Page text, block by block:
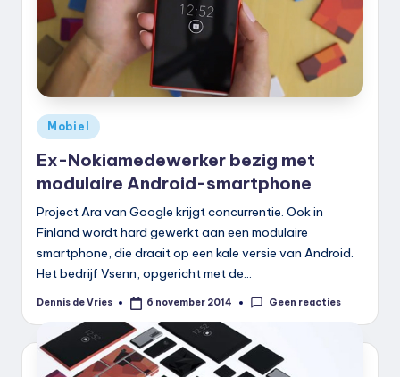
Geplaatst
in
Mobiel
Ex-Nokiamedewerker bezig met
modulaire Android-smartphone
Project Ara van Google krijgt concurrentie. Ook in
Finland wordt hard gewerkt aan een modulaire
smartphone, die draait op een kale versie van Android.
Het bedrijf Vsenn, opgericht met de…
Geplaatst
Dennis de Vries 6 november 2014 Geen reacties